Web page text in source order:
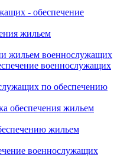
- обеспечение
жильем
жильем военнослужащих
военнослужащих
по обеспечению
обеспечения жильем
жильем
военнослужащих